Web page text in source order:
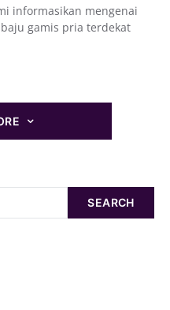
informasikan mengenai
gamis pria terdekat
SEARCH